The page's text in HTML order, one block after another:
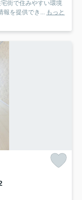
街で住みやすい環境
報を提供でき... もっと